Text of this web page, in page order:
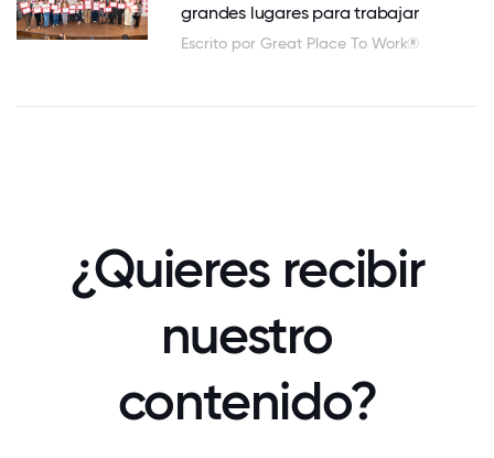
grandes lugares para trabajar
Escrito por Great Place To Work®
¿Quieres recibir
nuestro
contenido?